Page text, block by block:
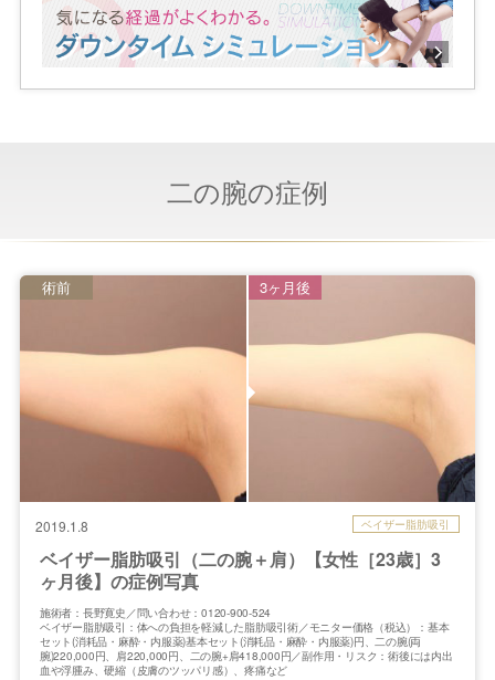
二の腕の症例
2019.1.8 ベイザー脂肪吸引
ベイザー脂肪吸引（二の腕＋肩）【女性［23歳］3
ヶ月後】の症例写真
術前 3ヶ月後
施術者：長野寛史／問い合わせ：0120-900-524
ベイザー脂肪吸引：体への負担を軽減した脂肪吸引術／モニター価格（税込）：基本
セット(消耗品・麻酔・内服薬)基本セット(消耗品・麻酔・内服薬)円、二の腕(両
腕)220,000円、肩220,000円、二の腕+肩418,000円／副作用・リスク：術後には内出
血や浮腫み、硬縮（皮膚のツッパリ感）、疼痛など